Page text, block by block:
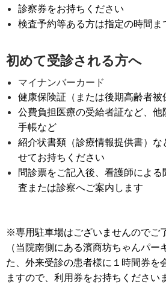
診察券をお持ちください
検査予約等ある方は指定の時間ま
初めて受診される方へ
マイナンバーカード
健康保険証（または後期高齢者被
公費負担医療の受給者証など、
手帳など
紹介状書類（診療情報提供書）な
せてお持ちください
問診票をご記入後、看護師によ
査または診察へご案内します
※専用駐車場はございませんのでご
（当院南側にある濱商坊ちゃんパー
た、外来受診の患者様に１時間券を
ますので、利用券をお持ちください